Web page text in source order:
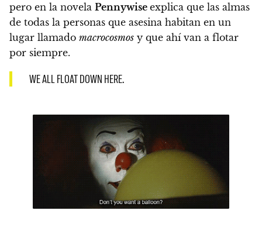
pero en la novela Pennywise explica que las almas
de todas la personas que asesina habitan en un
lugar llamado macrocosmos y que ahí van a flotar
por siempre.
WE ALL FLOAT DOWN HERE.